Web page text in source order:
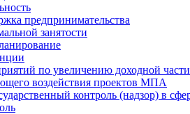
предпринимательства
занятости
по увеличению доходной
воздействия проектов МПА
контроль (надзор) в